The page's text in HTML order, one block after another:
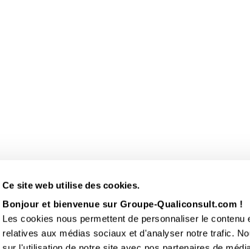
Ce site web utilise des cookies.
Bonjour et bienvenue sur Groupe-Qualiconsult.com !
Les cookies nous permettent de personnaliser le
relatives aux médias sociaux et d'analyser notre trafic.